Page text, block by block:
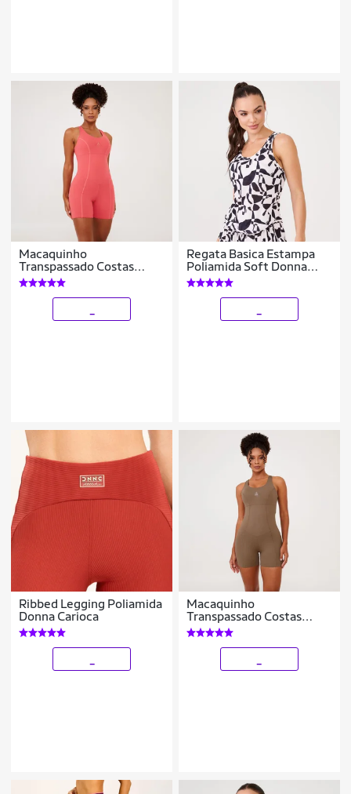
Macaquinho
Transpassado Costas
Poliamida Com Bojo
Donna Carioca
Regata Basica Estampa
Poliamida Soft Donna
Carioca
Ribbed Legging Poliamida
Donna Carioca
Macaquinho
Transpassado Costas
Poliamida Com Bojo
Donna Carioca